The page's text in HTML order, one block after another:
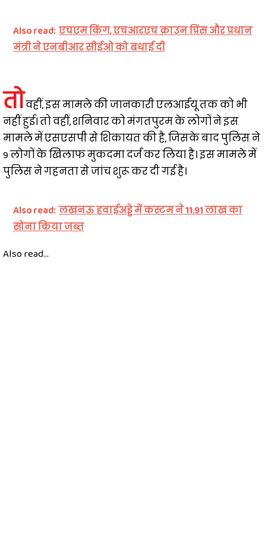
Also read: एचएम किंग, एचआरएच क्राउन प्रिंस और प्रधान
मंत्री ने एनबीआर सीईओ को बधाई दी
तोवहीं, इस मामले की जानकारी एलआईयू तक को भी
नहीं हुई। तो वहीं, शनिवार को मंगतपुरम के लोगों ने इस
मामले में एसएसपी से शिकायत की है, जिसके बाद पुलिस ने
9 लोगों के खिलाफ मुकदमा दर्ज कर लिया है। इस मामले में
पुलिस ने गहनता से जांच शुरू कर दी गई है।
Also read: लखनऊ हवाईअड्डे में कस्टम ने 11.91 लाख का
सोना किया जब्त
Also read...